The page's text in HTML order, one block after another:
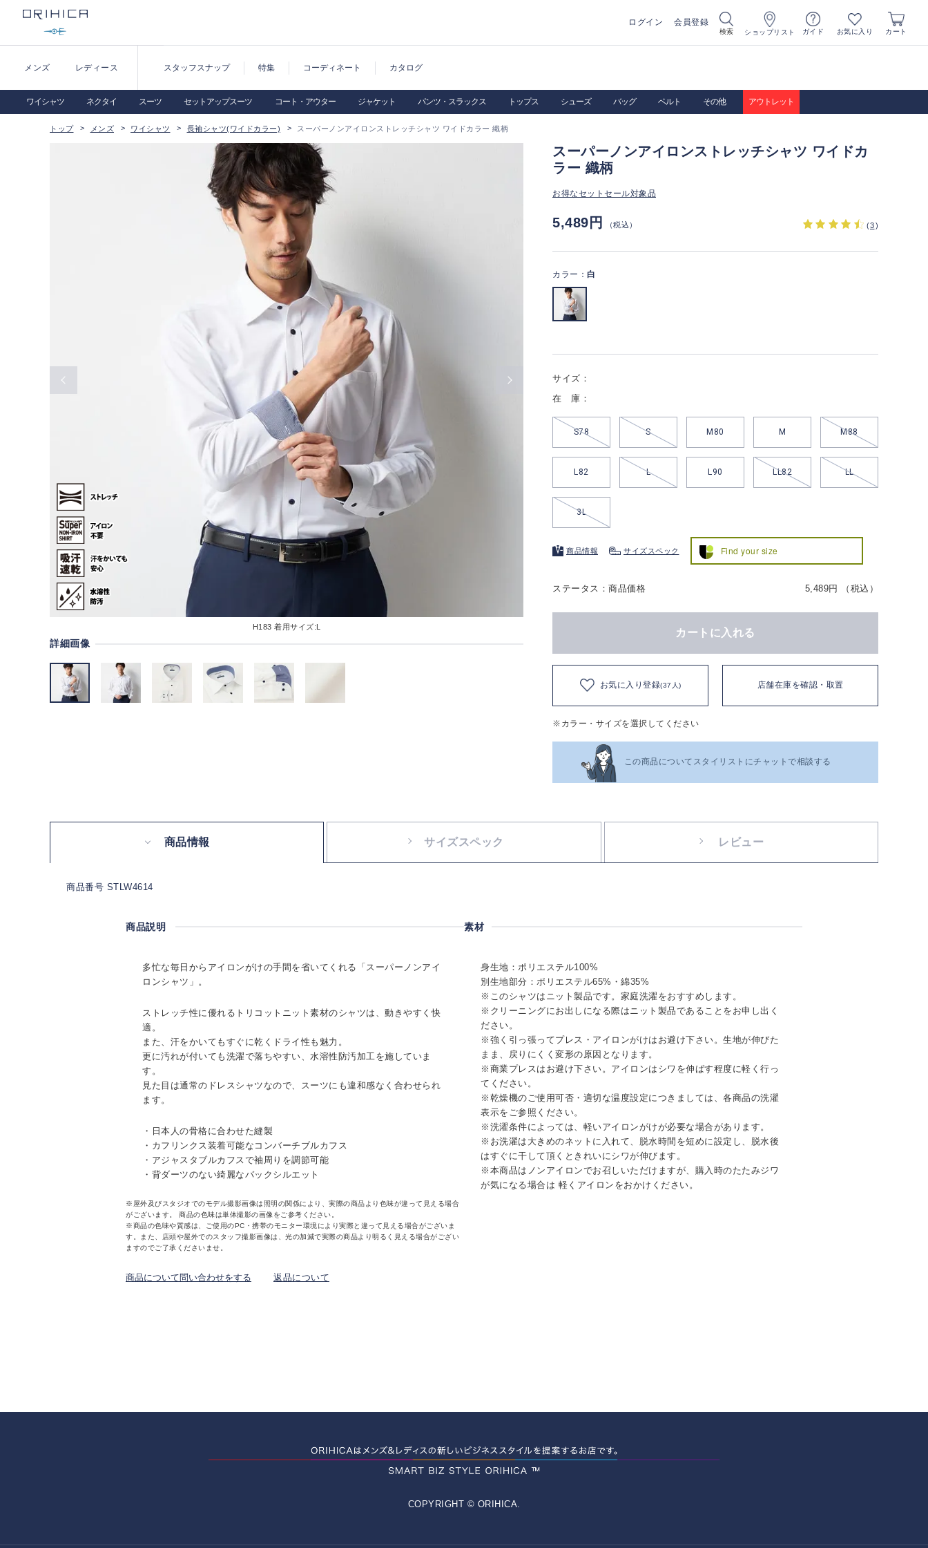
ログイン 会員登録
検索 ショップリスト ガイド お気に入り カート
メンズ レディース スタッフスナップ 特集 コーディネート カタログ
ワイシャツ ネクタイ スーツ セットアップスーツ コート・アウター ジャケット パンツ・スラックス トップス シューズ バッグ ベルト その他 アウトレット
トップ メンズ ワイシャツ 長袖シャツ(ワイドカラー) スーパーノンアイロンストレッチシャツ ワイドカラー 織柄
H183 着用サイズ:L
詳細画像
スーパーノンアイロンストレッチシャツ ワイドカ
ラー 織柄
お得なセットセール対象品
5,489円 （税込） (3)
カラー： 白
サイズ：
在 庫：
S78 S M80 M M88
L82 L L90 LL82 LL
3L
商品情報 サイズスペック Find your size
ステータス：商品価格 5,489円 （税込）
カートに入れる
お気に入り登録(37人) 店舗在庫を確認・取置
※カラー・サイズを選択してください
この商品についてスタイリストにチャットで相談する
商品情報 サイズスペック レビュー
商品番号 STLW4614
商品説明
多忙な毎日からアイロンがけの手間を省いてくれる「スーパーノンアイ
ロンシャツ」。
ストレッチ性に優れるトリコットニット素材のシャツは、動きやすく快
適。
また、汗をかいてもすぐに乾くドライ性も魅力。
更に汚れが付いても洗濯で落ちやすい、水溶性防汚加工を施していま
す。
見た目は通常のドレスシャツなので、スーツにも違和感なく合わせられ
ます。
・日本人の骨格に合わせた縫製
・カフリンクス装着可能なコンバーチブルカフス
・アジャスタブルカフスで袖周りを調節可能
・背ダーツのない綺麗なバックシルエット
※屋外及びスタジオでのモデル撮影画像は照明の関係により、実際の商品より色味が違って見える場合
がございます。 商品の色味は単体撮影の画像をご参考ください。
※商品の色味や質感は、ご使用のPC・携帯のモニター環境により実際と違って見える場合がございま
す。また、店頭や屋外でのスタッフ撮影画像は、光の加減で実際の商品より明るく見える場合がござい
ますのでご了承くださいませ。
商品について問い合わせをする 返品について
素材
身生地：ポリエステル100%
別生地部分：ポリエステル65%・綿35%
※このシャツはニット製品です。家庭洗濯をおすすめします。
※クリーニングにお出しになる際はニット製品であることをお申し出く
ださい。
※強く引っ張ってプレス・アイロンがけはお避け下さい。生地が伸びた
まま、戻りにくく変形の原因となります。
※商業プレスはお避け下さい。アイロンはシワを伸ばす程度に軽く行っ
てください。
※乾燥機のご使用可否・適切な温度設定につきましては、各商品の洗濯
表示をご参照ください。
※洗濯条件によっては、軽いアイロンがけが必要な場合があります。
※お洗濯は大きめのネットに入れて、脱水時間を短めに設定し、脱水後
はすぐに干して頂くときれいにシワが伸びます。
※本商品はノンアイロンでお召しいただけますが、購入時のたたみジワ
が気になる場合は 軽くアイロンをおかけください。
COPYRIGHT © ORIHICA.